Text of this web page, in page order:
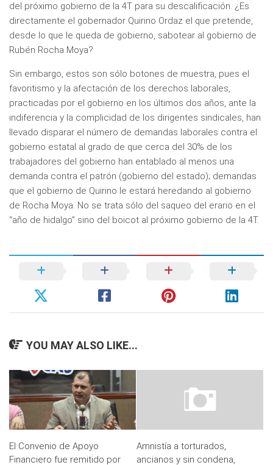
del próximo gobierno de la 4T para su descalificación. ¿Es
directamente el gobernador Quirino Ordaz el que pretende,
desde lo que le queda de gobierno, sabotear al gobierno de
Rubén Rocha Moya?
Sin embargo, estos son sólo botones de muestra, pues el
favoritismo y la afectación de los derechos laborales,
practicadas por el gobierno en los últimos dos años, ante la
indiferencia y la complicidad de los dirigentes sindicales, han
llevado disparar el número de demandas laborales contra el
gobierno estatal al grado de que cerca del 30% de los
trabajadores del gobierno han entablado al menos una
demanda contra el patrón (gobierno del estado); demandas
que el gobierno de Quirino le estará heredando al gobierno
de Rocha Moya. No se trata sólo del saqueo del erario en el
“año de hidalgo” sino del boicot al próximo gobierno de la 4T.
YOU MAY ALSO LIKE...
El Convenio de Apoyo
Financiero fue remitido por
Amnistía a torturados,
ancianos y sin condena,